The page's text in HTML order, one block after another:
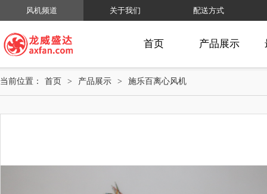
风机频道 关于我们 配送方式
首页 产品展示
当前位置： 首页 > 产品展示 > 施乐百离心风机